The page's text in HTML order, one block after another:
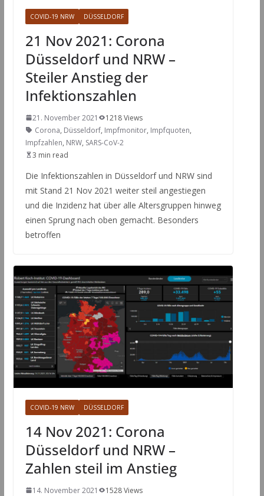
COVID-19 NRW DÜSSELDORF
21 Nov 2021: Corona
Düsseldorf und NRW –
Steiler Anstieg der
Infektionszahlen
21. November 2021
1218 Views
Corona, Düsseldorf, Impfmonitor, Impfquoten,
Impfzahlen, NRW, SARS-CoV-2
3 min read
Die Infektionszahlen in Düsseldorf und NRW sind
mit Stand 21 Nov 2021 weiter steil angestiegen
und die Inzidenz hat über alle Altersgruppen hinweg
einen Sprung nach oben gemacht. Besonders
betroffen
COVID-19 NRW DÜSSELDORF
14 Nov 2021: Corona
Düsseldorf und NRW –
Zahlen steil im Anstieg
14. November 2021
1528 Views